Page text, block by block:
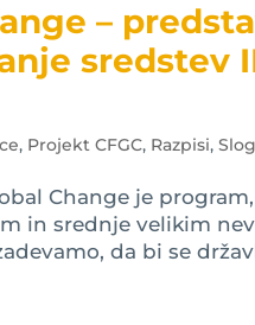
–
sredstev
, Projekt CFGC, Razpisi,
Change je
in srednje velikim
da bi se